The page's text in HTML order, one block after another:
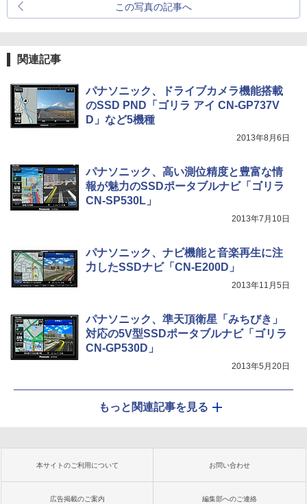
この写真の記事へ
関連記事
パナソニック、ドライブカメラ機能搭載
のSSD PND「ゴリラ アイ CN-GP737V
D」など5機種
2013年8月6日
パナソニック、高い測位精度と豊富な情
報が魅力のSSDポータブルナビ「ゴリラ
CN-SP530L」
2013年7月10日
パナソニック、ナビ機能と音楽再生に注
力したSSDナビ「CN-E200D」
2013年11月5日
パナソニック、準天頂衛星「みちびき」
対応の5V型SSDポータブルナビ「ゴリラ
CN-GP530D」
2013年5月20日
もっと関連記事を見る
本サイトのご利用について お問い合わせ
広告掲載のご案内 編集部へのご連絡